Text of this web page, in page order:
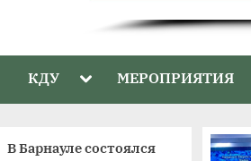
КДУ Toggle
menu
МЕРОПРИЯТИЯ
В Барнауле состоялся